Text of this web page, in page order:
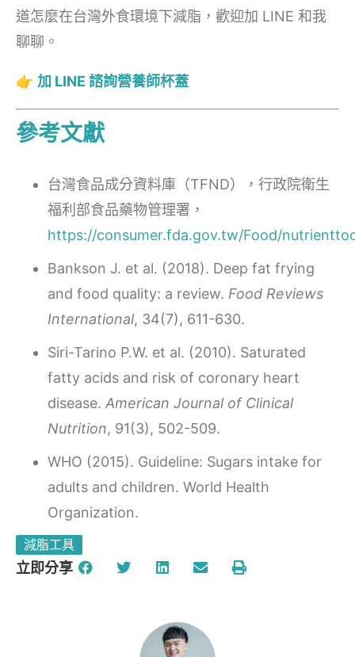
道怎麼在台灣外食環境下減脂，歡迎加 LINE 和我
聊聊。
👉 加 LINE 諮詢營養師杯蓋
參考文獻
台灣食品成分資料庫（TFND），行政院衛生
福利部食品藥物管理署，
https://consumer.fda.gov.tw/Food/
Bankson J. et al. (2018). Deep fat frying
and food quality: a review. Food Reviews
International, 34(7), 611-630.
Siri-Tarino P.W. et al. (2010). Saturated
fatty acids and risk of coronary heart
disease. American Journal of Clinical
Nutrition, 91(3), 502-509.
WHO (2015). Guideline: Sugars intake for
adults and children. World Health
Organization.
減脂工具
立即分享